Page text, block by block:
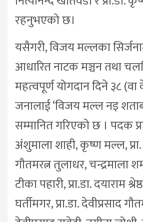
रहनुभएको छ।
यसैगरी, विजय मल्लका
आधारित नाटक मञ्चन तथा
महत्वपूर्ण योगदान दिने ३८ (वा
जनालाई ‘विजय मल्ल नइ
सम्मानित गरिएको छ । पदक
अंशुमाला शाही, कृष्ण मल्ल,
गौतमरत्न तुलाधर, चन्द्रमाला
टीका पहारी, प्रा.डा. दयाराम
घर्तीमगर, प्रा.डा. देवीप्रसाद